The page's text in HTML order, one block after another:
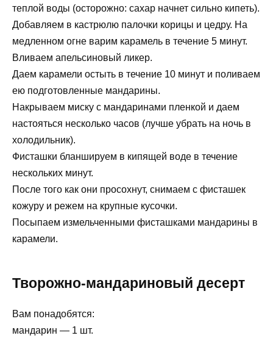
теплой воды (осторожно: сахар начнет сильно кипеть).
Добавляем в кастрюлю палочки корицы и цедру. На
медленном огне варим карамель в течение 5 минут.
Вливаем апельсиновый ликер.
Даем карамели остыть в течение 10 минут и поливаем
ею подготовленные мандарины.
Накрываем миску с мандаринами пленкой и даем
настояться несколько часов (лучше убрать на ночь в
холодильник).
Фисташки бланшируем в кипящей воде в течение
нескольких минут.
После того как они просохнут, снимаем с фисташек
кожуру и режем на крупные кусочки.
Посыпаем измельченными фисташками мандарины в
карамели.
Творожно-мандариновый десерт
Вам понадобятся:
мандарин — 1 шт.